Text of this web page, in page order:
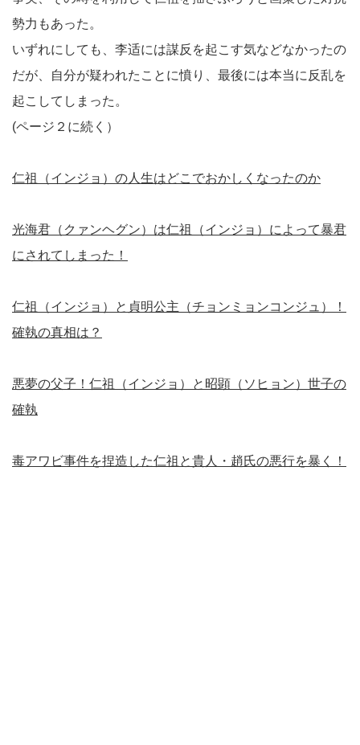
勢力もあった。
いずれにしても、李适には謀反を起こす気などなかったの
だが、自分が疑われたことに憤り、最後には本当に反乱を
起こしてしまった。
(ページ２に続く）
仁祖（インジョ）の人生はどこでおかしくなったのか
光海君（クァンヘグン）は仁祖（インジョ）によって暴君
にされてしまった！
仁祖（インジョ）と貞明公主（チョンミョンコンジュ）！
確執の真相は？
悪夢の父子！仁祖（インジョ）と昭顕（ソヒョン）世子の
確執
毒アワビ事件を捏造した仁祖と貴人・趙氏の悪行を暴く！